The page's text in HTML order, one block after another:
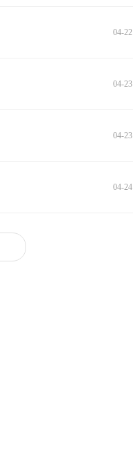
04-22
04-23
04-23
04-24